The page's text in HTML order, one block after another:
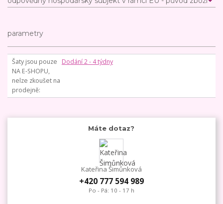
parametry
Šaty jsou pouze
NA E-SHOPU,
nelze zkoušet na
prodejně
Dodání 2 - 4 týdny
Máte dotaz?
Kateřina Šimůnková
+420 777 594 989
Po - Pá: 10 - 17 h